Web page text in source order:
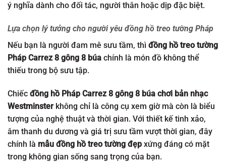
ý nghĩa dành cho đối tác, người thân hoặc dịp đặc biệt.
Lựa chọn lý tưởng cho người yêu đồng hồ treo tường Pháp
Nếu bạn là người đam mê sưu tầm, thì đồng hồ treo tường
Pháp Carrez 8 gông 8 búa chính là món đồ không thể
thiếu trong bộ sưu tập.
Chiếc đồng hồ Pháp Carrez 8 gông 8 búa chơi bản nhạc
Westminster không chỉ là công cụ xem giờ mà còn là biểu
tượng của nghệ thuật và thời gian. Với thiết kế tinh xảo,
âm thanh du dương và giá trị sưu tầm vượt thời gian, đây
chính là mẫu đồng hồ treo tường đẹp xứng đáng có mặt
trong không gian sống sang trọng của bạn.